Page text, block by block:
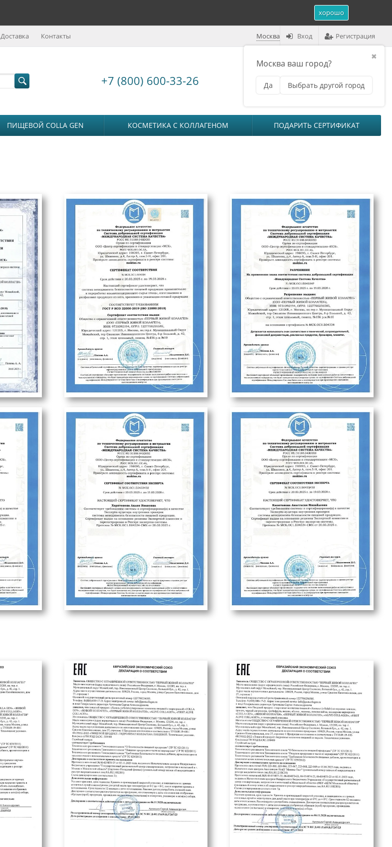
хорошо
Москва
✖
Москва ваш город?
Да Выбрать другой город
Вход Регистрация
Доставка Контакты
+7 (800) 600-33-26 на сумму0₽
ПИЩЕВОЙ COLLA GEN КОСМЕТИКА С КОЛЛАГЕНОМ ПОДАРИТЬ СЕРТИФИКАТ